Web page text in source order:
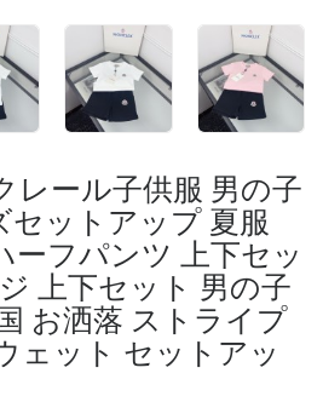
レール子供服 男の子
ットアップ 夏服
ーフパンツ 上下セッ
上下セット 男の子
お洒落 ストライプ
ェット セットアッ